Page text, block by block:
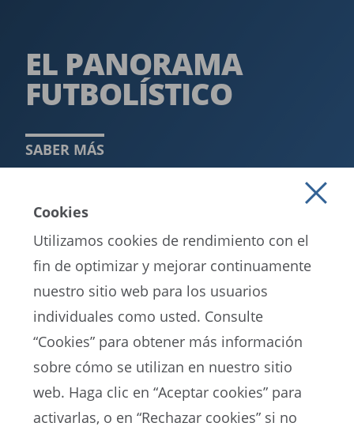
EL PANORAMA
FUTBOLÍSTICO ­
SABER MÁS
EN ES DE FR
Cookies
Utilizamos cookies de rendimiento con el
fin de optimizar y mejorar continuamente
nuestro sitio web para los usuarios
individuales como usted. Consulte
“Cookies” para obtener más información
sobre cómo se utilizan en nuestro sitio
web. Haga clic en “Aceptar cookies” para
activarlas, o en “Rechazar cookies” si no